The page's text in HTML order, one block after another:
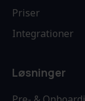
Priser
Integrationer
Løsninger